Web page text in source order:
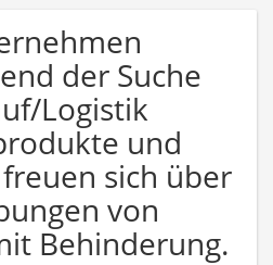
der Suche
Logistik
und
sich über
von
Behinderung.